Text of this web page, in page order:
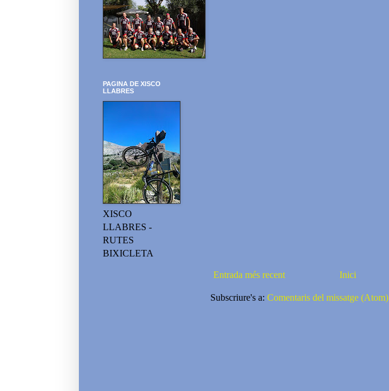
Entrada més recent Inici
Subscriure's a: Comentaris del missatge (Atom)
PAGINA DE XISCO
LLABRES
XISCO
LLABRES -
RUTES
BIXICLETA